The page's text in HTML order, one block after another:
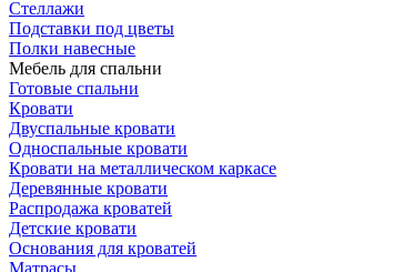
Стеллажи
Подставки под цветы
Полки навесные
Мебель для спальни
Готовые спальни
Кровати
Двуспальные кровати
Односпальные кровати
Кровати на металлическом каркасе
Деревянные кровати
Распродажа кроватей
Детские кровати
Основания для кроватей
Матрасы